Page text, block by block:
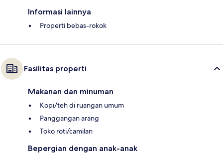
Informasi lainnya
Properti bebas-rokok
Fasilitas properti
Makanan dan minuman
Kopi/teh di ruangan umum
Panggangan arang
Toko roti/camilan
Bepergian dengan anak-anak